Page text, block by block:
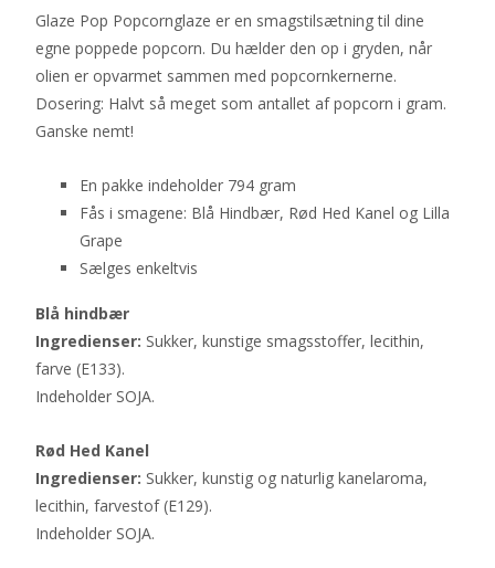
Glaze Pop Popcornglaze er en smagstilsætning til dine
egne poppede popcorn. Du hælder den op i gryden, når
olien er opvarmet sammen med popcornkernerne.
Dosering: Halvt så meget som antallet af popcorn i gram.
Ganske nemt!
En pakke indeholder 794 gram
Fås i smagene: Blå Hindbær, Rød Hed Kanel og Lilla
Grape
Sælges enkeltvis
Blå hindbær
Ingredienser: Sukker, kunstige smagsstoffer, lecithin,
farve (E133).
Indeholder SOJA.
Rød Hed Kanel
Ingredienser: Sukker, kunstig og naturlig kanelaroma,
lecithin, farvestof (E129).
Indeholder SOJA.